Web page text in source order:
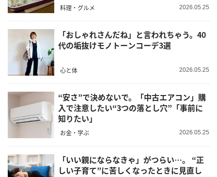
料理・グルメ 2026.05.25
「おしゃれさんだね」と言われちゃう。40
代の垢抜けモノトーンコーデ3選
心と体 2026.05.25
“安さ”で決めないで。「中古エアコン」購
入で注意したい“3つの落とし穴”「事前に
知りたい」
お金・学ぶ 2026.05.25
「いい親にならなきゃ」がつらい…。 “正
しい子育て”に苦しくなったときに見直し